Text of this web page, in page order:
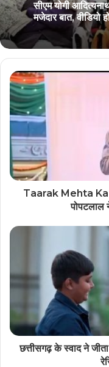
December 25, 2025
सीएम योगी
मजेदार बात, वीडियो
कवि कुमार विश्वास ने
श्रद्धांजलि,
Taarak Mehta Ka
पोपटलाल
छत्तीसगढ़ के स्वाद ने